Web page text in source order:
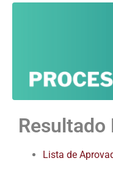
Resultado
Lista de